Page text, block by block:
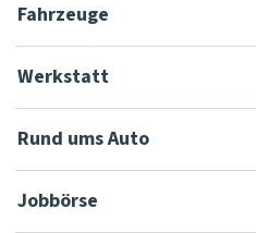
Fahrzeuge
Werkstatt
Rund ums Auto
Jobbörse